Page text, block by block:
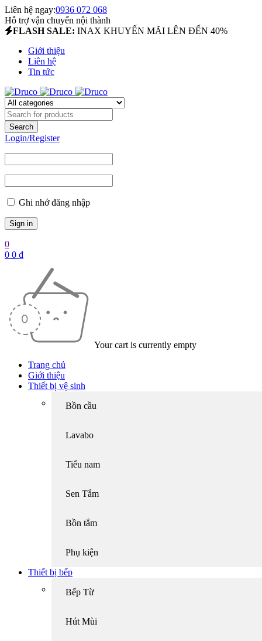
Liên hệ ngay:0936 072 068
Hỗ trợ vận chuyển nội thành
FLASH SALE: INAX KHUYẾN MÃI LÊN ĐẾN 40%
Giới thiệu
Liên hệ
Tin tức
Login/Register
Ghi nhớ đăng nhập
0
0 0 ₫
Your cart is currently empty
Trang chủ
Giới thiệu
Thiết bị vệ sinh
Bồn cầu
Lavabo
Tiểu nam
Sen Tắm
Bồn tắm
Phụ kiện
Thiết bị bếp
Bếp Từ
Hút Mùi